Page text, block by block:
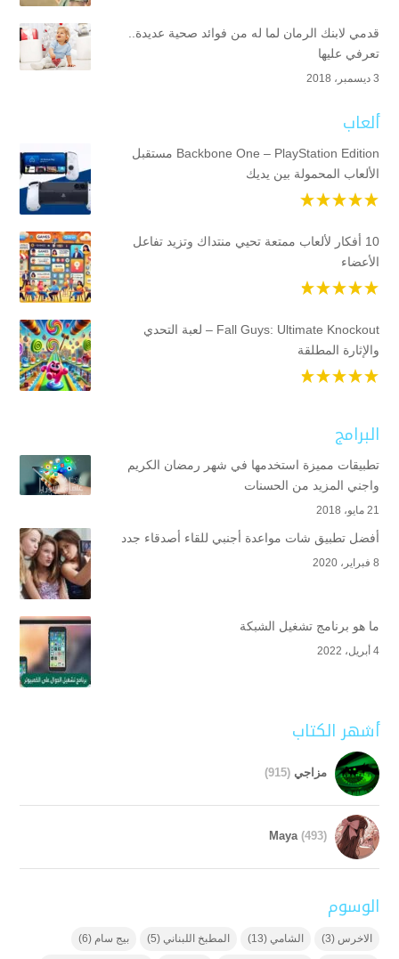
قدمي لابنك الرمان لما له من فوائد صحية عديدة..
تعرفي عليها
3 ديسمبر، 2018
ألعاب
Backbone One – PlayStation Edition مستقبل
الألعاب المحمولة بين يديك
10 أفكار لألعاب ممتعة تحيي منتداك وتزيد تفاعل
الأعضاء
Fall Guys: Ultimate Knockout – لعبة التحدي
والإثارة المطلقة
البرامج
تطبيقات مميزة استخدمها في شهر رمضان الكريم
واجني المزيد من الحسنات
21 مايو، 2018
أفضل تطبيق شات مواعدة أجنبي للقاء أصدقاء جدد
8 فبراير، 2020
ما هو برنامج تشغيل الشبكة
4 أبريل، 2022
أشهر الكتاب
مزاجي (915)
Maya (493)
الوسوم
الاخرس (3) الشامي (13) المطبخ اللبناني (5) بيج سام (6)